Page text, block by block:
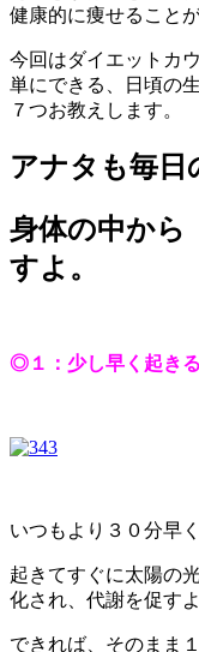
健康的に痩せること
今回はダイエットカ
単にできる、日頃の
７つお教えします。
アナタも毎日
身体の中から
すよ。
◎１：少し早く起きる
いつもより３０分早
起きてすぐに太陽の
化され、代謝を促す
できれば、そのまま